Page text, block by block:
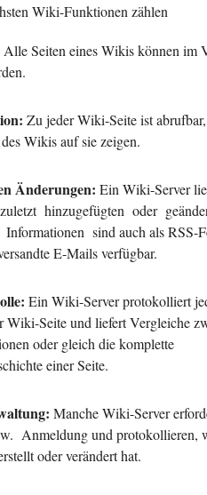
Wiki-Funktionen zählen
Alle Seiten eines Wikis können im
Zu jeder Wiki-Seite ist
Wikis auf sie zeigen.
Änderungen: Ein Wiki-Server
hinzugefügten oder
sind auch als RSS-
E-Mails verfügbar.
Ein Wiki-Server protokolliert
Wiki-Seite und liefert Vergleiche
oder gleich die komplette
einer Seite.
Manche Wiki-Server
Anmeldung und protokollieren,
oder verändert hat.